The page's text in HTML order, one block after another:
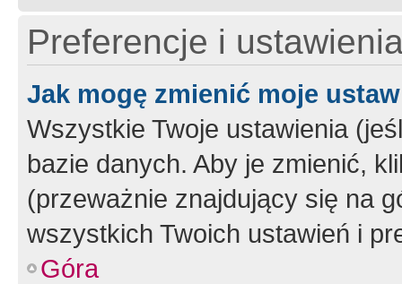
Preferencje i
Jak mogę zmienić moje
Wszystkie Twoje ustawienia
bazie danych. Aby je zmienić,
(przeważnie znajdujący się na
wszystkich Twoich ustawień i
Góra